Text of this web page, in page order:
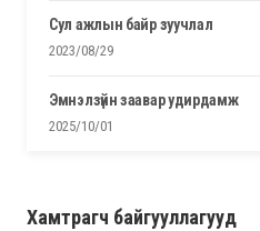
сул ажлын байр зуучлал
2023/08/29
эмнэлзүйн заавар удирдамж
2025/10/01
Хамтрагч байгууллагууд